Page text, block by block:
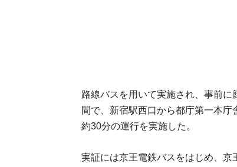
路線バスを用いて実施され、事前
間で、新宿駅西口から都庁第一本
約30分の運行を実施した。
実証には京王電鉄バスをはじめ、